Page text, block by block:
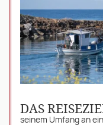
DAS
seinem Umfang an